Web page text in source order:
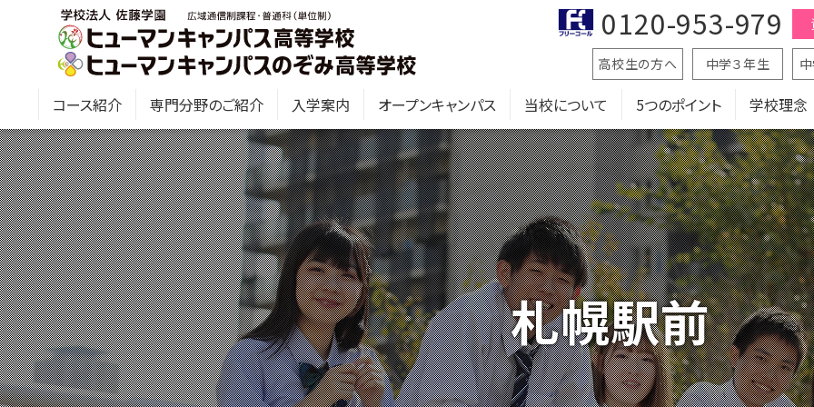
コース紹介 専門分野のご紹介 入学案内 オープンキャンパス 当校について 5つのポイント 学校理念
高校生の方へ 中学３年生
0120-953-979
札幌駅前